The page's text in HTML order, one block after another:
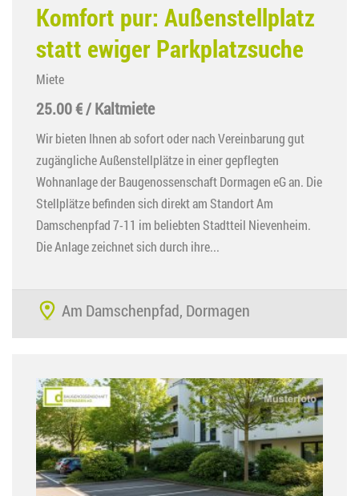
Komfort pur: Außenstellplatz
statt ewiger Parkplatzsuche
Miete
25.00 € / Kaltmiete
Wir bieten Ihnen ab sofort oder nach Vereinbarung gut
zugängliche Außenstellplätze in einer gepflegten
Wohnanlage der Baugenossenschaft Dormagen eG an. Die
Stellplätze befinden sich direkt am Standort Am
Damschenpfad 7-11 im beliebten Stadtteil Nievenheim.
Die Anlage zeichnet sich durch ihre...
Am Damschenpfad, Dormagen